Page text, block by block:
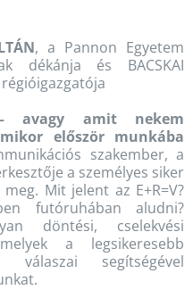
, a Pannon Egyetem
dékánja és BACSKAI
– avagy amit nekem
először munkába
szakember, a
a személyes siker
Mit jelent az E+R=V?
futóruhában aludni?
döntési, cselekvési
a legsikeresebb
segítségével